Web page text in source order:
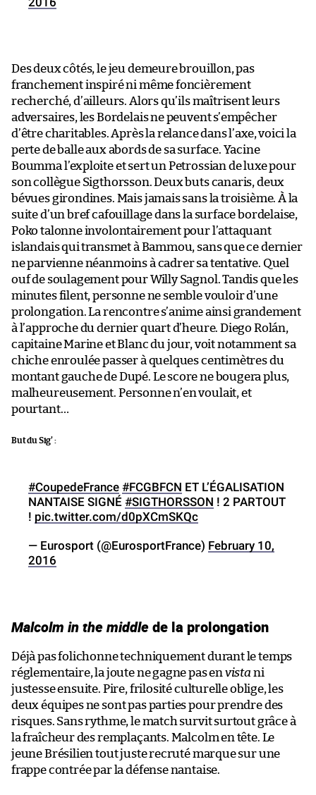
Des deux côtés, le jeu demeure brouillon, pas
franchement inspiré ni même foncièrement
recherché, d’ailleurs. Alors qu’ils maîtrisent leurs
adversaires, les Bordelais ne peuvent s’empêcher
d’être charitables. Après la relance dans l’axe, voici la
perte de balle aux abords de sa surface. Yacine
Boumma l’exploite et sert un Petrossian de luxe pour
son collègue Sigthorsson. Deux buts canaris, deux
bévues girondines. Mais jamais sans la troisième. À la
suite d’un bref cafouillage dans la surface bordelaise,
Poko talonne involontairement pour l’attaquant
islandais qui transmet à Bammou, sans que ce dernier
ne parvienne néanmoins à cadrer sa tentative. Quel
ouf de soulagement pour Willy Sagnol. Tandis que les
minutes filent, personne ne semble vouloir d’une
prolongation. La rencontre s’anime ainsi grandement
à l’approche du dernier quart d’heure. Diego Rolán,
capitaine Marine et Blanc du jour, voit notamment sa
chiche enroulée passer à quelques centimètres du
montant gauche de Dupé. Le score ne bougera plus,
malheureusement. Personne n’en voulait, et
pourtant…
But du Sig’ :
#CoupedeFrance #FCGBFCN ET L’ÉGALISATION
NANTAISE SIGNÉ #SIGTHORSSON ! 2 PARTOUT
! pic.twitter.com/d0pXCmSKQc
— Eurosport (@EurosportFrance) February 10,
2016
Malcolm in the middlede la prolongation
Déjà pas folichonne techniquement durant le temps
réglementaire, la joute ne gagne pas en vista ni
justesse ensuite. Pire, frilosité culturelle oblige, les
deux équipes ne sont pas parties pour prendre des
risques. Sans rythme, le match survit surtout grâce à
la fraîcheur des remplaçants. Malcolm en tête. Le
jeune Brésilien tout juste recruté marque sur une
frappe contrée par la défense nantaise.